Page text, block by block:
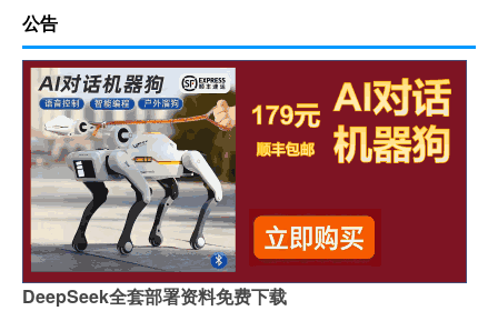
公告
DeepSeek全套部署资料免费下载